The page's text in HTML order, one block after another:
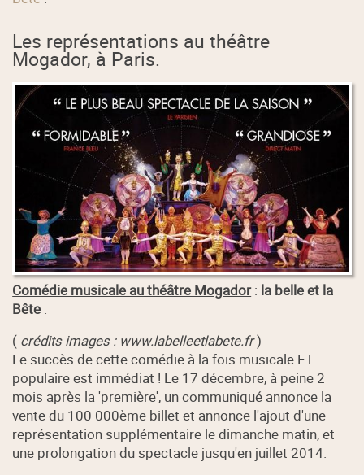
Les représentations au théâtre
Mogador, à Paris.
Comédie musicale au théâtre Mogador: la belle et la
Bête .
( crédits images : www.labelleetlabete.fr)
Le succès de cette comédie à la fois musicale ET
populaire est immédiat ! Le 17 décembre, à peine 2
mois après la 'première', un communiqué annonce la
vente du 100 000ème billet et annonce l'ajout d'une
représentation supplémentaire le dimanche matin, et
une prolongation du spectacle jusqu'en juillet 2014.